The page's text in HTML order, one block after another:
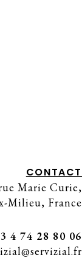
CONTACT
Marie Curie,
Milieu, France
4 74 28 80 06